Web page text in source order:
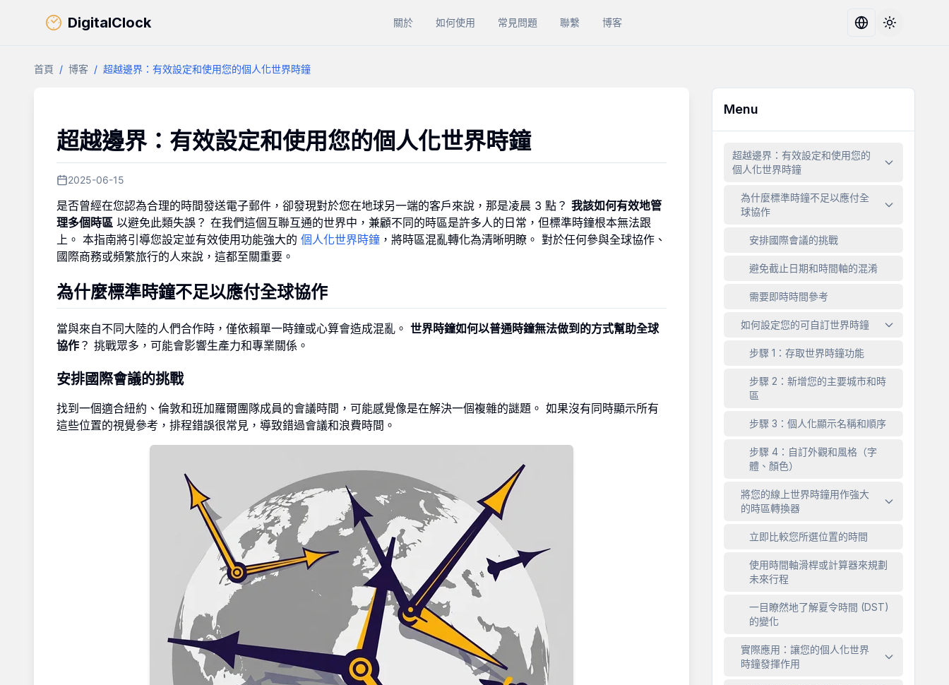
DigitalClock 關於 如何使用 常見問題 聯繫 博客 Toggle
首頁 / 博客 / 超越邊界：有效設定和使用您的個人化世界時鐘
超越邊界：有效設定和使用您的個人化世界時鐘
2025-06-15
是否曾經在您認為合理的時間發送電子郵件，卻發現對於您在地球另一端的客戶來說，那是凌晨 3 點？ 我該如何有效地管
理多個時區 以避免此類失誤？ 在我們這個互聯互通的世界中，兼顧不同的時區是許多人的日常，但標準時鐘根本無法跟
上。 本指南將引導您設定並有效使用功能強大的 個人化世界時鐘 ，將時區混亂轉化為清晰明瞭。 對於任何參與全球協作、
國際商務或頻繁旅行的人來說，這都至關重要。
為什麼標準時鐘不足以應付全球協作
當與來自不同大陸的人們合作時，僅依賴單一時鐘或心算會造成混亂。 世界時鐘如何以普通時鐘無法做到的方式幫助全球
協作 ？ 挑戰眾多，可能會影響生產力和專業關係。
安排國際會議的挑戰
找到一個適合紐約、倫敦和班加羅爾團隊成員的會議時間，可能感覺像是在解決一個複雜的謎題。 如果沒有同時顯示所有
這些位置的視覺參考，排程錯誤很常見，導致錯過會議和浪費時間。
Menu
超越邊界：有效設定和使用您的
個人化世界時鐘
為什麼標準時鐘不足以應付全
球協作
安排國際會議的挑戰
避免截止日期和時間軸的混淆
需要即時時間參考
如何設定您的可自訂世界時鐘
步驟 1：存取世界時鐘功能
步驟 2：新增您的主要城市和時
區
步驟 3：個人化顯示名稱和順序
步驟 4：自訂外觀和風格（字
體、顏色）
將您的線上世界時鐘用作強大
的時區轉換器
立即比較您所選位置的時間
使用時間軸滑桿或計算器來規劃
未來行程
一目瞭然地了解夏令時間 (DST)
的變化
實際應用：讓您的個人化世界
時鐘發揮作用